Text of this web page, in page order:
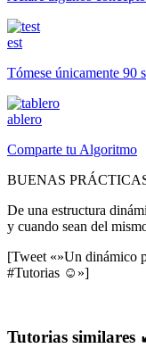
est
Tómese únicamente 90
ablero
Comparte tu Algoritmo
BUENAS
De una estructura
y cuando sean del
[Tweet «»Un dinámico
#Tutorias ☺»]
Tutorias similares